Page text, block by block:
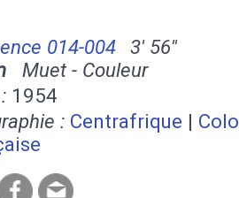
014-004
3' 56''
Muet - Couleur
1954
: Centrafrique |